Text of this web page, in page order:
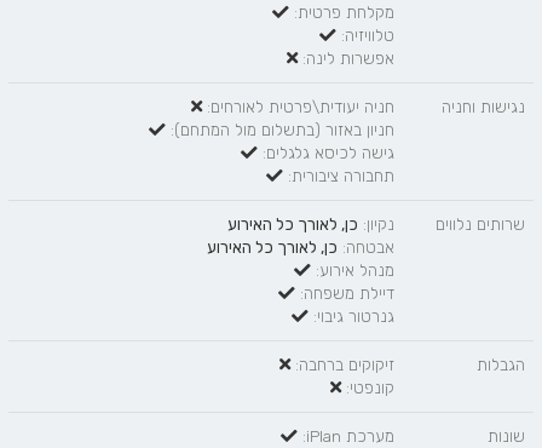
מקלחת פרטית:
טלוויזיה:
אפשרות לינה:
נגישות וחניה
חניה יעודית\פרטית לאורחים:
חניון באזור (בתשלום מול המתחם):
גישה לכיסא גלגלים:
תחבורה ציבורית:
שרותים נלווים נקיון: כן, לאורך כל האירוע
אבטחה: כן, לאורך כל האירוע
מנהל אירוע:
דיילת משפחה:
גנרטור גיבוי:
הגבלות
זיקוקים ברחבה:
קונפטי:
שונות מערכת iPlan: